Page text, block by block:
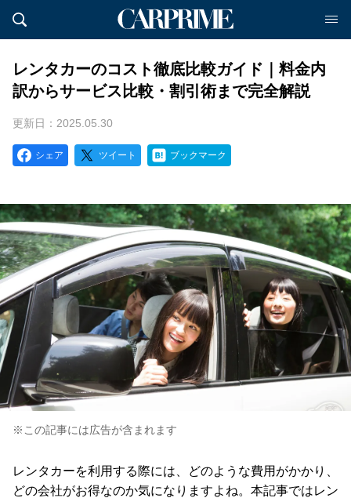
レンタカーのコスト徹底比較ガイド｜料金内
訳からサービス比較・割引術まで完全解説
更新日：2025.05.30
シェア ツイート ブックマーク
※この記事には広告が含まれます
レンタカーを利用する際には、どのような費用がかかり、
どの会社がお得なのか気になりますよね。本記事ではレン